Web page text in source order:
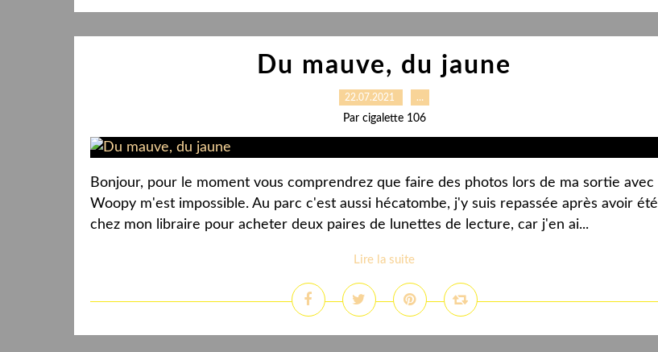
Du mauve, du jaune
22.07.2021 …
Par cigalette 106
Bonjour, pour le moment vous comprendrez que faire des photos lors de ma sortie avec
Woopy m'est impossible. Au parc c'est aussi hécatombe, j'y suis repassée après avoir été
chez mon libraire pour acheter deux paires de lunettes de lecture, car j'en ai...
Lire la suite